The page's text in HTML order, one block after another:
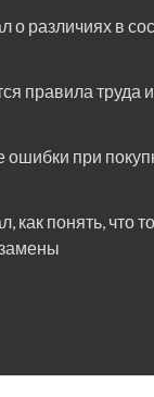
о различиях в
правила труда
при
как понять, что